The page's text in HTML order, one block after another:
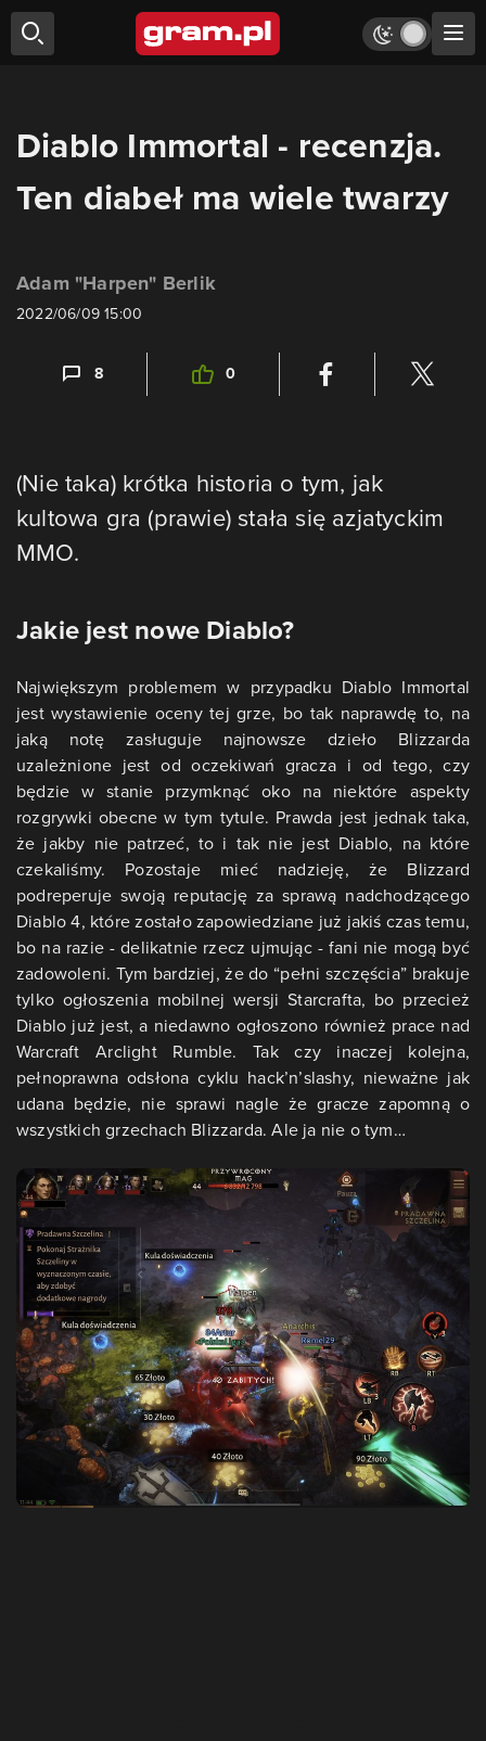
Diablo Immortal - recenzja.
Ten diabeł ma wiele twarzy
Adam "Harpen" Berlik
2022/06/09 15:00
8 0
(Nie taka) krótka historia o tym, jak
kultowa gra (prawie) stała się azjatyckim
MMO.
Jakie jest nowe Diablo?
Największym problemem w przypadku Diablo Immortal
jest wystawienie oceny tej grze, bo tak naprawdę to, na
jaką notę zasługuje najnowsze dzieło Blizzarda
uzależnione jest od oczekiwań gracza i od tego, czy
będzie w stanie przymknąć oko na niektóre aspekty
rozgrywki obecne w tym tytule. Prawda jest jednak taka,
że jakby nie patrzeć, to i tak nie jest Diablo, na które
czekaliśmy. Pozostaje mieć nadzieję, że Blizzard
podreperuje swoją reputację za sprawą nadchodzącego
Diablo 4, które zostało zapowiedziane już jakiś czas temu,
bo na razie - delikatnie rzecz ujmując - fani nie mogą być
zadowoleni. Tym bardziej, że do “pełni szczęścia” brakuje
tylko ogłoszenia mobilnej wersji Starcrafta, bo przecież
Diablo już jest, a niedawno ogłoszono również prace nad
Warcraft Arclight Rumble. Tak czy inaczej kolejna,
pełnoprawna odsłona cyklu hack’n’slashy, nieważne jak
udana będzie, nie sprawi nagle że gracze zapomną o
wszystkich grzechach Blizzarda. Ale ja nie o tym…